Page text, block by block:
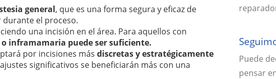
general, que es una forma segura y eficaz de
el proceso.
una incisión en el área. Para aquellos con
inframamaria puede ser suficiente.
por incisiones más discretas y estratégicamente
significativos se beneficiarán más con una
Puede
pensar